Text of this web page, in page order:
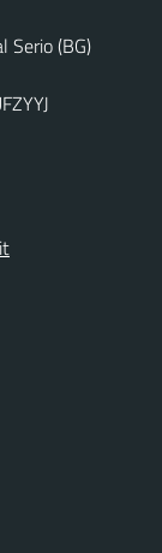
Serio (BG)